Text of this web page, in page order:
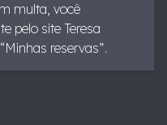
multa, você
pelo site Teresa
reservas”.